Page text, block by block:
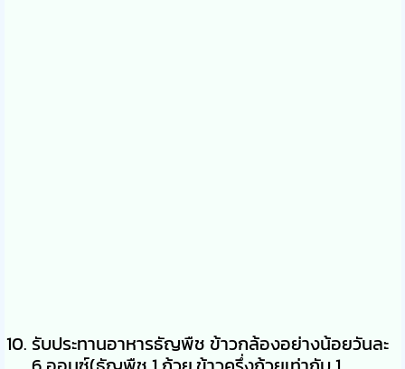
รับประทานอาหารธัญพืช ข้าวกล้องอย่างน้อยวันละ